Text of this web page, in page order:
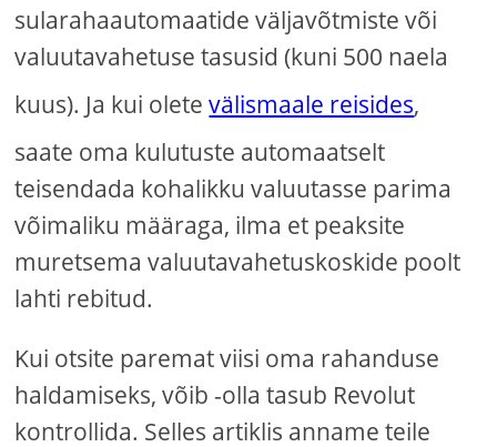
sularahaautomaatide väljavõtmiste või
valuutavahetuse tasusid (kuni 500 naela
kuus). Ja kui oletevälismaale reisides,
saate oma kulutuste automaatselt
teisendada kohalikku valuutasse parima
võimaliku määraga, ilma et peaksite
muretsema valuutavahetuskoskide poolt
lahti rebitud.
Kui otsite paremat viisi oma rahanduse
haldamiseks, võib -olla tasub Revolut
kontrollida. Selles artiklis anname teile